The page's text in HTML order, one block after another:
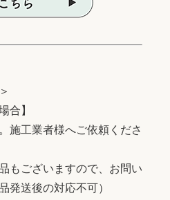
合】
施工業者様へご依頼くださ
もございますので、お問い
発送後の対応不可）